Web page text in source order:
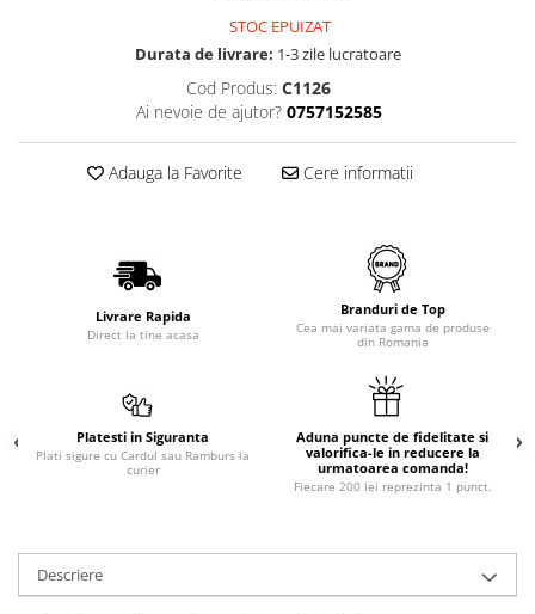
STOC EPUIZAT
Durata de livrare: 1-3 zile lucratoare
Cod Produs: C1126
Ai nevoie de ajutor? 0757152585
Adauga la Favorite Cere informatii
Livrare Rapida
Direct la tine acasa
Branduri de Top
Cea mai variata gama de produse
din Romania
Platesti in Siguranta
Plati sigure cu Cardul sau Ramburs la
curier
Aduna puncte de fidelitate si
valorifica-le in reducere la
urmatoarea comanda!
Fiecare 200 lei reprezinta 1 punct.
Descriere